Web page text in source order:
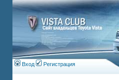
Вход Регистрация